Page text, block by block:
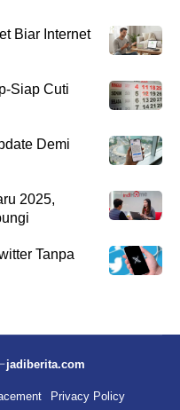
Biar Internet
Siap Cuti
Demi
2025,
Tanpa
jadiberita.com
Privacy Policy